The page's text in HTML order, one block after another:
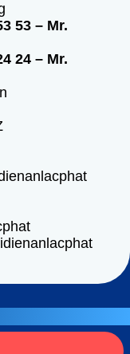
53 – Mr.
24 – Mr.